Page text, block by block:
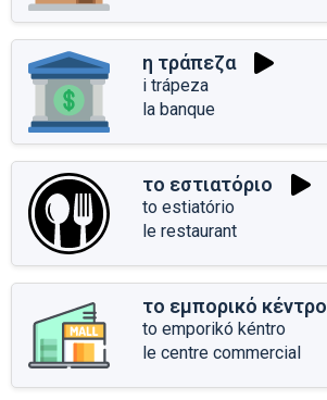
η τράπεζα
i trápeza
la banque
το εστιατόριο
to estiatório
le restaurant
το εμπορικό κέντρο
to emporikó kéntro
le centre commercial